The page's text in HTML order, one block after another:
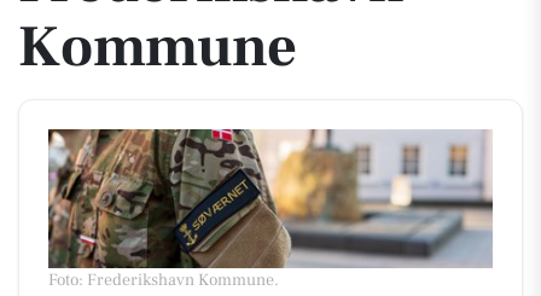
Kommune
Foto: Frederikshavn Kommune.